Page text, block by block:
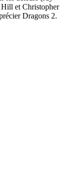
et Christopher
Dragons 2.